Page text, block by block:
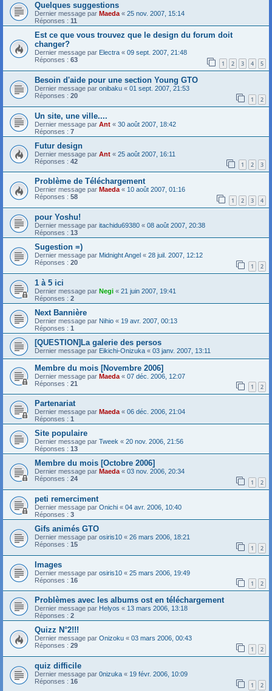
Quelques suggestions
Dernier message par Maeda« 25 nov. 2007, 15:14
Réponses : 11
Est ce que vous trouvez que le design du forum doit
changer?
Dernier message par Electra « 09 sept. 2007, 21:48
Réponses : 63 1 2 3 4 5
Besoin d'aide pour une section Young GTO
Dernier message par onibaku « 01 sept. 2007, 21:53
Réponses : 20 1 2
Un site, une ville....
Dernier message par Ant « 30 août 2007, 18:42
Réponses : 7
Futur design
Dernier message par Ant « 25 août 2007, 16:11
Réponses : 42 1 2 3
Problème de Téléchargement
Dernier message par Maeda« 10 août 2007, 01:16
Réponses : 58 1 2 3 4
pour Yoshu!
Dernier message par itachidu69380 « 08 août 2007, 20:38
Réponses : 13
Sugestion =)
Dernier message par Midnight Angel « 28 juil. 2007, 12:12
Réponses : 20 1 2
1 à 5 ici
Dernier message par Negi « 21 juin 2007, 19:41
Réponses : 2
Next Bannière
Dernier message par Nihio « 19 avr. 2007, 00:13
Réponses : 1
[QUESTION]La galerie des persos
Dernier message par Eikichi-Onizuka « 03 janv. 2007, 13:11
Membre du mois [Novembre 2006]
Dernier message par Maeda « 07 déc. 2006, 12:07
Réponses : 21 1 2
Partenariat
Dernier message par Maeda « 06 déc. 2006, 21:04
Réponses : 1
Site populaire
Dernier message par Tweek « 20 nov. 2006, 21:56
Réponses : 13
Membre du mois [Octobre 2006]
Dernier message par Maeda « 03 nov. 2006, 20:34
Réponses : 24 1 2
peti remerciment
Dernier message par Onichi « 04 avr. 2006, 10:40
Réponses : 3
Gifs animés GTO
Dernier message par osiris10 « 26 mars 2006, 18:21
Réponses : 15 1 2
Images
Dernier message par osiris10 « 25 mars 2006, 19:49
Réponses : 16 1 2
Problèmes avec les albums ost en téléchargement
Dernier message par Helyos « 13 mars 2006, 13:18
Réponses : 2
Quizz N°2!!!
Dernier message par Onizoku « 03 mars 2006, 00:43
Réponses : 29 1 2
quiz difficile
Dernier message par 0nizuka « 19 févr. 2006, 10:09
Réponses : 16 1 2